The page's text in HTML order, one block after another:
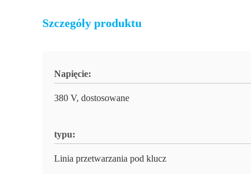
Szczegóły produktu
Napięcie:
380 V, dostosowane
typu:
Linia przetwarzania pod klucz